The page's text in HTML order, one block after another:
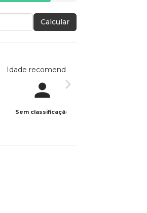
Calcular
Idade recomendada
Sem classificação